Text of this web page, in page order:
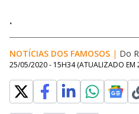
.
NOTÍCIAS DOS FAMOSOS | Do
25/05/2020 - 15H34 (ATUALIZADO EM